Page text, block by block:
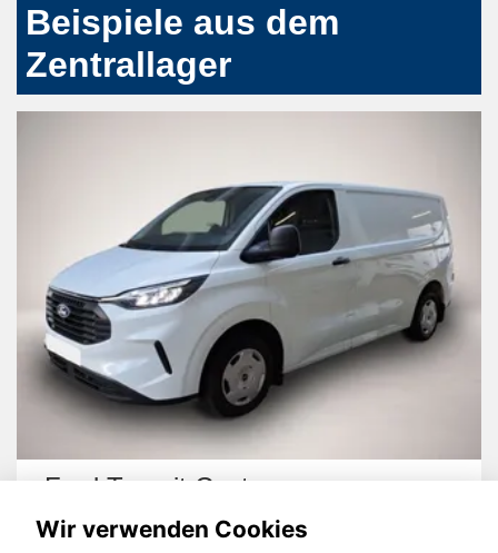
Beispiele aus dem
Zentrallager
Ford Transit Custom
Wir verwenden Cookies